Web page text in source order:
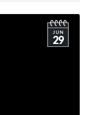
JUN
29